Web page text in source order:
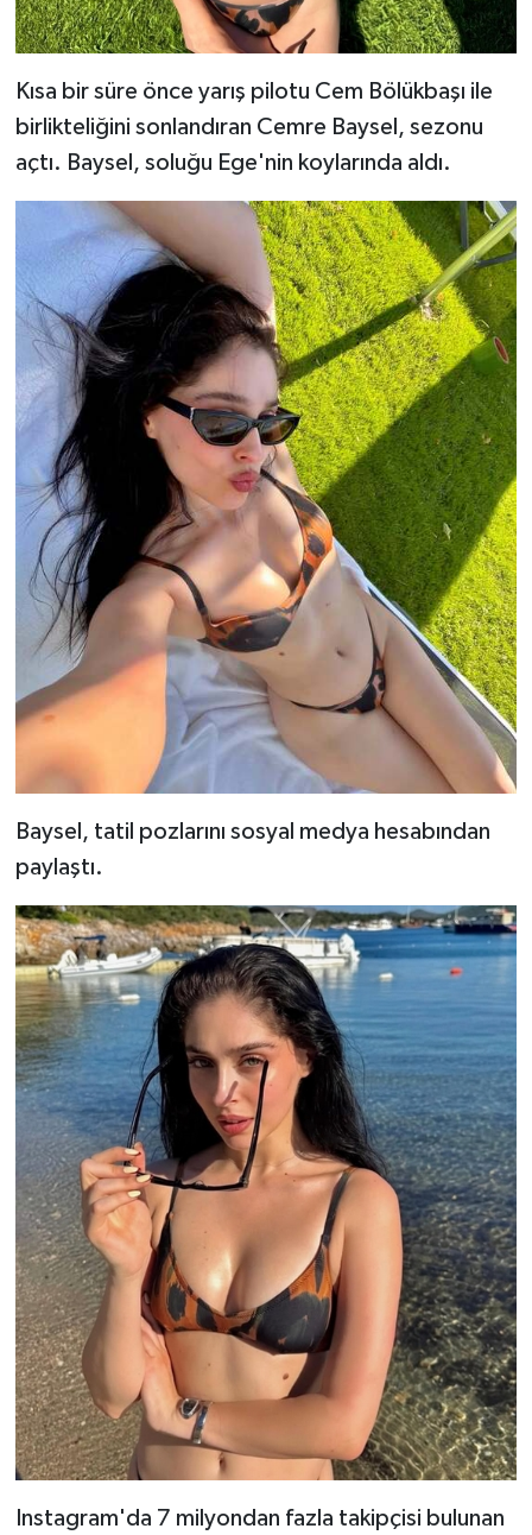
Kısa bir süre önce yarış pilotu Cem Bölükbaşı ile
birlikteliğini sonlandıran Cemre Baysel, sezonu
açtı. Baysel, soluğu Ege'nin koylarında aldı.
Baysel, tatil pozlarını sosyal medya hesabından
paylaştı.
Instagram'da 7 milyondan fazla takipçisi bulunan